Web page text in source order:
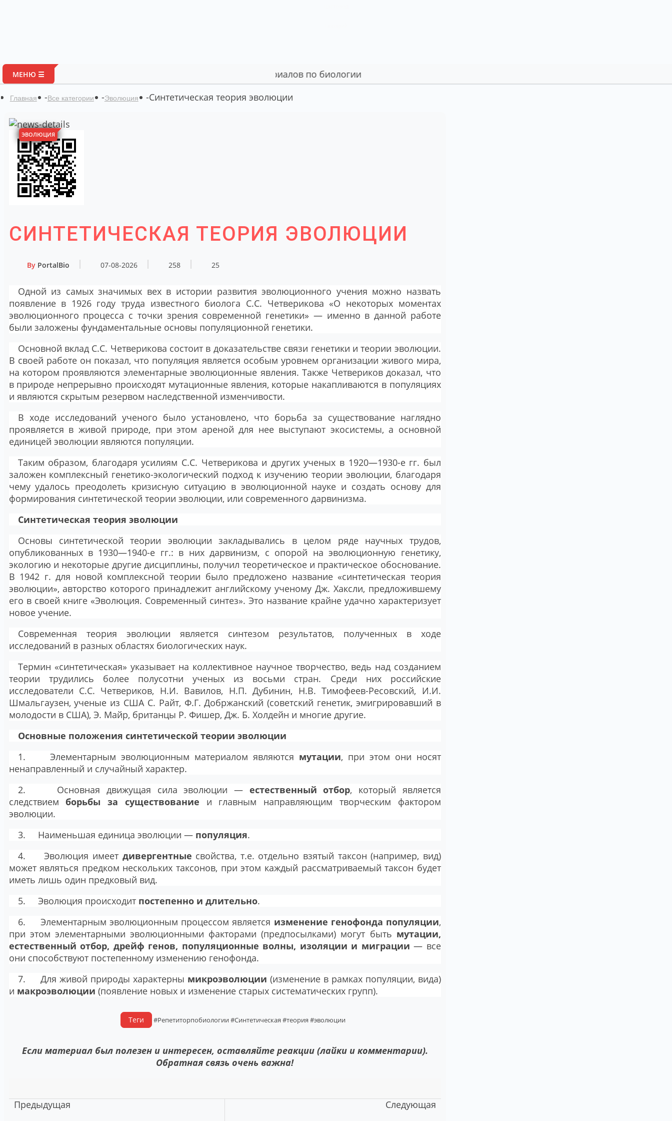
МЕНЮ ☰ Портал авторских материалов по биологии
Главная -Все категории -Эволюция -Синтетическая теория эволюции
ЭВОЛЮЦИЯ
СИНТЕТИЧЕСКАЯ ТЕОРИЯ ЭВОЛЮЦИИ
ByPortalBio 07-08-2026 258 25
Одной из самых значимых вех в истории развития эволюционного учения можно назвать
появление в 1926 году труда известного биолога С.С. Четверикова «О некоторых моментах
эволюционного процесса с точки зрения современной генетики» — именно в данной работе
были заложены фундаментальные основы популяционной генетики.
Основной вклад С.С. Четверикова состоит в доказательстве связи генетики и теории эволюции.
В своей работе он показал, что популяция является особым уровнем организации живого мира,
на котором проявляются элементарные эволюционные явления. Также Четвериков доказал, что
в природе непрерывно происходят мутационные явления, которые накапливаются в популяциях
и являются скрытым резервом наследственной изменчивости.
В ходе исследований ученого было установлено, что борьба за существование наглядно
проявляется в живой природе, при этом ареной для нее выступают экосистемы, а основной
единицей эволюции являются популяции.
Таким образом, благодаря усилиям С.С. Четверикова и других ученых в 1920—1930-е гг. был
заложен комплексный генетико-экологический подход к изучению теории эволюции, благодаря
чему удалось преодолеть кризисную ситуацию в эволюционной науке и создать основу для
формирования синтетической теории эволюции, или современного дарвинизма.
Синтетическая теория эволюции
Основы синтетической теории эволюции закладывались в целом ряде научных трудов,
опубликованных в 1930—1940-е гг.: в них дарвинизм, с опорой на эволюционную генетику,
экологию и некоторые другие дисциплины, получил теоретическое и практическое обоснование.
В 1942 г. для новой комплексной теории было предложено название «синтетическая теория
эволюции», авторство которого принадлежит английскому ученому Дж. Хаксли, предложившему
его в своей книге «Эволюция. Современный синтез». Это название крайне удачно характеризует
новое учение.
Современная теория эволюции является синтезом результатов, полученных в ходе
исследований в разных областях биологических наук.
Термин «синтетическая» указывает на коллективное научное творчество, ведь над созданием
теории трудились более полусотни ученых из восьми стран. Среди них российские
исследователи С.С. Четвериков, Н.И. Вавилов, Н.П. Дубинин, Н.В. Тимофеев-Ресовский, И.И.
Шмальгаузен, ученые из США С. Райт, Ф.Г. Добржанский (советский генетик, эмигрировавший в
молодости в США), Э. Майр, британцы Р. Фишер, Дж. Б. Холдейн и многие другие.
Основные положения синтетической теории эволюции
1. Элементарным эволюционным материалом являются мутации, при этом они носят
ненаправленный и случайный характер.
2. Основная движущая сила эволюции — естественный отбор, который является
следствиемборьбы за существование и главным направляющим творческим фактором
эволюции.
3. Наименьшая единица эволюции — популяция.
4. Эволюция имеет дивергентные свойства, т.е. отдельно взятый таксон (например, вид)
может являться предком нескольких таксонов, при этом каждый рассматриваемый таксон будет
иметь лишь один предковый вид.
5. Эволюция происходит постепенно и длительно.
6. Элементарным эволюционным процессом является изменение генофонда популяции,
при этом элементарными эволюционными факторами (предпосылками) могут быть мутации,
естественный отбор, дрейф генов, популяционные волны, изоляции и миграции — все
они способствуют постепенному изменению генофонда.
7. Для живой природы характерны микроэволюции (изменение в рамках популяции, вида)
и макроэволюции (появление новых и изменение старых систематических групп).
Теги #Репетиторпобиологии#Синтетическая #теория #эволюции
Если материал был полезен и интересен, оставляйте реакции (лайки и комментарии).
Обратная связь очень важна!
Предыдущая Следующая